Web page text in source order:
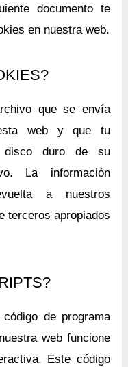
documento te
en nuestra web.
que se envía
web y que tu
disco duro de su
La información
a nuestros
terceros apropiados
de programa
web funcione
Este código